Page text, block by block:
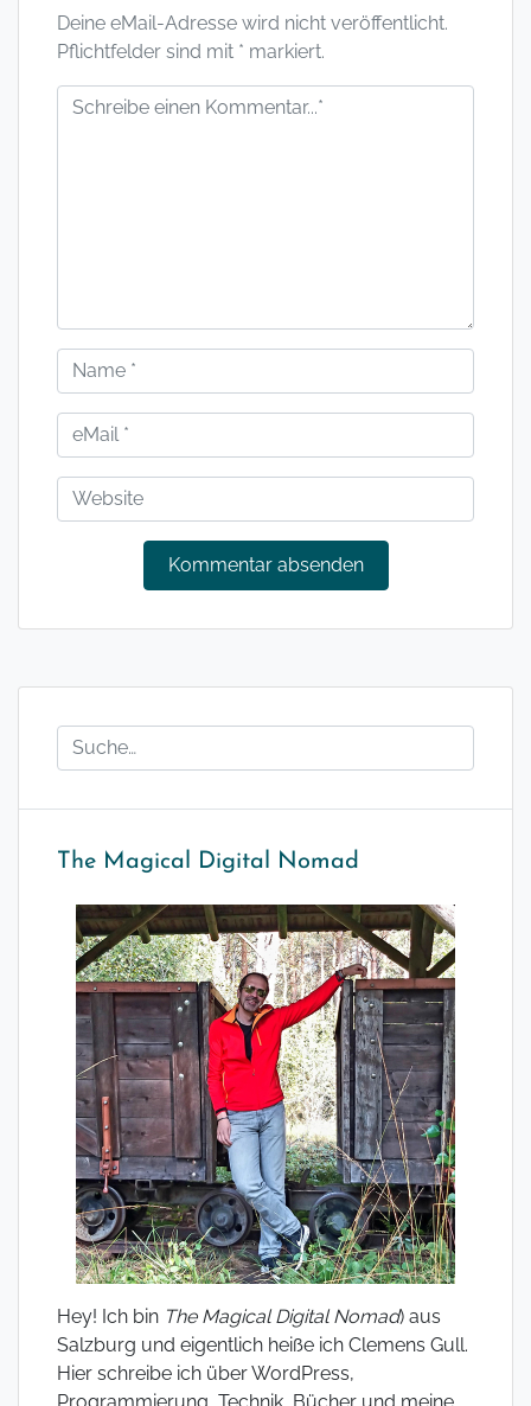
Deine eMail-Adresse wird nicht veröffentlicht.
Pflichtfelder sind mit * markiert.
The Magical Digital Nomad
Hey! Ich bin The Magical Digital Nomad) aus
Salzburg und eigentlich heiße ich Clemens Gull.
Hier schreibe ich über WordPress,